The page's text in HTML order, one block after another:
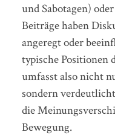
und Sabotagen)
Beiträge haben
angeregt oder
typische Positionen
umfasst also nicht
sondern
die
Bewegung.